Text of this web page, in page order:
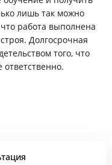
лишь так можно
работа выполнена
Долгосрочная
того, что